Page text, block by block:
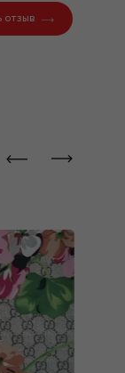
отзыв